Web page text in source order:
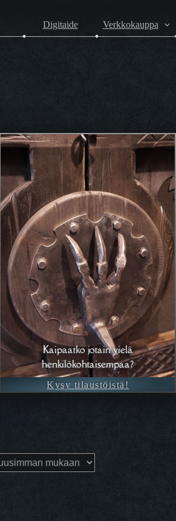
Digitaide Verkkokauppa
Kaipaatko jotain vielä
henkilökohtaisempaa?
Kysy tilaustöistä!